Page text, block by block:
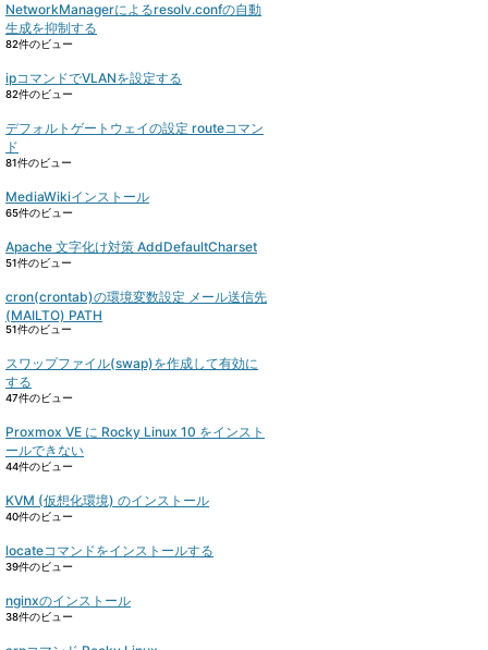
NetworkManagerによるresolv.confの自動
生成を抑制する
82件のビュー
ipコマンドでVLANを設定する
82件のビュー
デフォルトゲートウェイの設定 routeコマン
ド
81件のビュー
MediaWikiインストール
65件のビュー
Apache 文字化け対策 AddDefaultCharset
51件のビュー
cron(crontab)の環境変数設定 メール送信先
(MAILTO) PATH
51件のビュー
スワップファイル(swap)を作成して有効に
する
47件のビュー
Proxmox VE に Rocky Linux 10 をインスト
ールできない
44件のビュー
KVM (仮想化環境) のインストール
40件のビュー
locateコマンドをインストールする
39件のビュー
nginxのインストール
38件のビュー